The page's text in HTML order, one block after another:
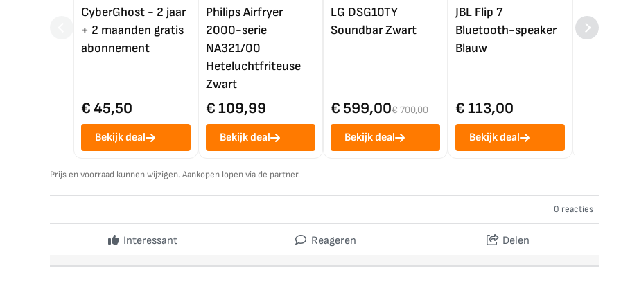
CyberGhost - 2 jaar
+ 2 maanden gratis
abonnement
€ 45,50
Bekijk deal
Philips Airfryer
2000-serie
NA321/00
Heteluchtfriteuse
Zwart
€ 109,99
Bekijk deal
LG DSG10TY
Soundbar Zwart
€ 599,00€ 700,00
Bekijk deal
JBL Flip 7
Bluetooth-speaker
Blauw
€ 113,00
Bekijk deal
4K TV
Prijs en voorraad kunnen wijzigen. Aankopen lopen via de partner.
0 reacties
Interessant Reageren Delen